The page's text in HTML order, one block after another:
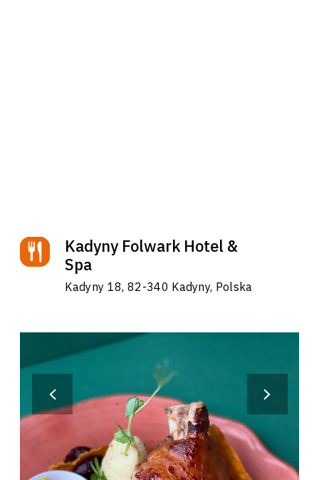
Kadyny Folwark Hotel &
Spa
Kadyny 18, 82-340 Kadyny, Polska